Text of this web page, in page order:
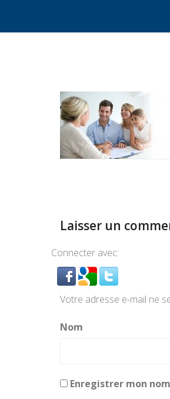
Laisser un
Connecter avec:
Votre adresse e-mail ne
Nom
Enregistrer mon